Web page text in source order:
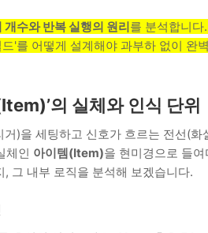
개수와 반복 실행의 원리를 분석합니다
'를 어떻게 설계해야 과부하 없이 완
의 실체와 인식 단위
)을 세팅하고 신호가 흐르는 전선(화
체인 아이템(Item)을 현미경으로 들
그 내부 로직을 분석해 보겠습니다.